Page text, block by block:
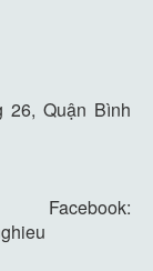
Quận Bình